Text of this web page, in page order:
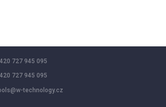
727 945 095
727 945 095
technology.cz